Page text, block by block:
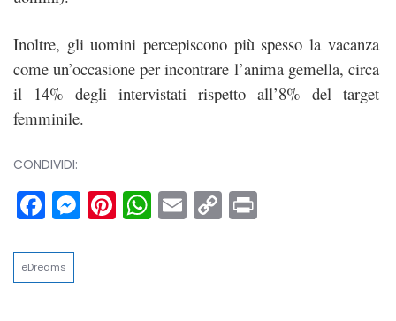
Inoltre, gli uomini percepiscono più spesso la vacanza
come un’occasione per incontrare l’anima gemella, circa
il 14% degli intervistati rispetto all’8% del target
femminile.
CONDIVIDI:
Facebook
Messenger
Pinterest
WhatsApp
Email
Copy
eDreams